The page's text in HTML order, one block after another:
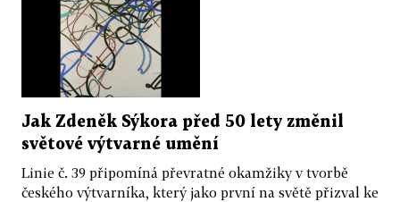
Jak Zdeněk Sýkora před 50 lety změnil
světové výtvarné umění
Linie č. 39 připomíná převratné okamžiky v tvorbě
českého výtvarníka, který jako první na světě přizval ke